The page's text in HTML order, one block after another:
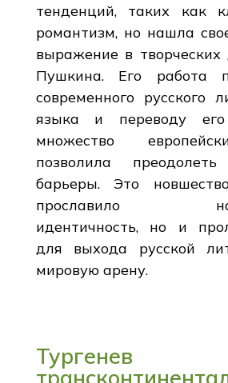
тенденций, таких как
романтизм, но нашла
выражение в творческих
Пушкина. Его работа
современного русского
языка и переводу
множество
позволила преодолеть
барьеры. Это
прославило
идентичность, но и
для выхода русской
мировую арену.